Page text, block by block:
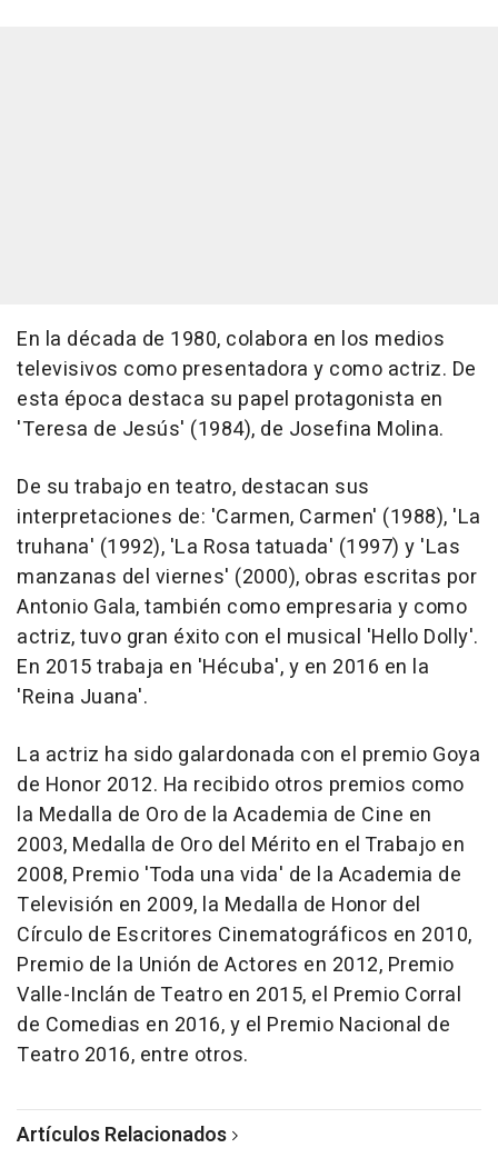
En la década de 1980, colabora en los medios
televisivos como presentadora y como actriz. De
esta época destaca su papel protagonista en
'Teresa de Jesús' (1984), de Josefina Molina.
De su trabajo en teatro, destacan sus
interpretaciones de: 'Carmen, Carmen' (1988), 'La
truhana' (1992), 'La Rosa tatuada' (1997) y 'Las
manzanas del viernes' (2000), obras escritas por
Antonio Gala, también como empresaria y como
actriz, tuvo gran éxito con el musical 'Hello Dolly'.
En 2015 trabaja en 'Hécuba', y en 2016 en la
'Reina Juana'.
La actriz ha sido galardonada con el premio Goya
de Honor 2012. Ha recibido otros premios como
la Medalla de Oro de la Academia de Cine en
2003, Medalla de Oro del Mérito en el Trabajo en
2008, Premio 'Toda una vida' de la Academia de
Televisión en 2009, la Medalla de Honor del
Círculo de Escritores Cinematográficos en 2010,
Premio de la Unión de Actores en 2012, Premio
Valle-Inclán de Teatro en 2015, el Premio Corral
de Comedias en 2016, y el Premio Nacional de
Teatro 2016, entre otros.
Artículos Relacionados